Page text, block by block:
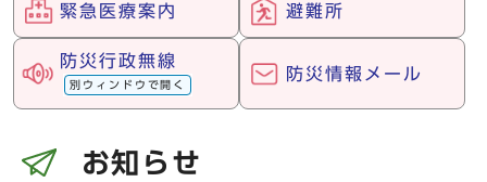
緊急医療案内 避難所
防災行政無線
別ウィンドウで開く
防災情報メール
お知らせ